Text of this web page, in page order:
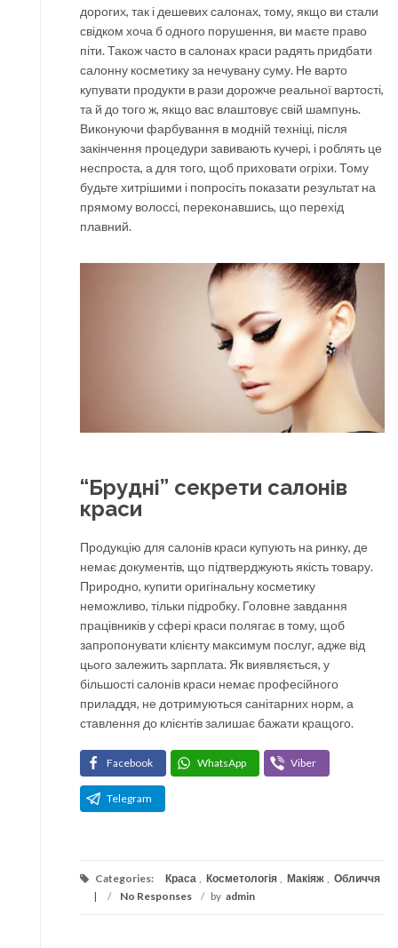
дорогих, так і дешевих салонах, тому, якщо ви стали
свідком хоча б одного порушення, ви маєте право
піти. Також часто в салонах краси радять придбати
салонну косметику за нечувану суму. Не варто
купувати продукти в рази дорожче реальної вартості,
та й до того ж, якщо вас влаштовує свій шампунь.
Виконуючи фарбування в модній техніці, після
закінчення процедури завивають кучері, і роблять це
неспроста, а для того, щоб приховати огріхи. Тому
будьте хитрішими і попросіть показати результат на
прямому волоссі, переконавшись, що перехід
плавний.
“Брудні” секрети салонів
краси
Продукцію для салонів краси купують на ринку, де
немає документів, що підтверджують якість товару.
Природно, купити оригінальну косметику
неможливо, тільки підробку. Головне завдання
працівників у сфері краси полягає в тому, щоб
запропонувати клієнту максимум послуг, адже від
цього залежить зарплата. Як виявляється, у
більшості салонів краси немає професійного
приладдя, не дотримуються санітарних норм, а
ставлення до клієнтів залишає бажати кращого.
Facebook WhatsApp Viber
Telegram
Categories: Краса , Косметологія , Макіяж , Обличчя
/
No Responses / by admin